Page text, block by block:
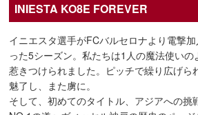
INIESTA KO8E FOREVER
イニエスタ選手がFCバルセロナより電撃
った5シーズン。私たちは1人の魔法使い
惹きつけられました。ピッチで繰り広げら
魅了し、また虜に。
そして、初めてのタイトル、アジアへの挑